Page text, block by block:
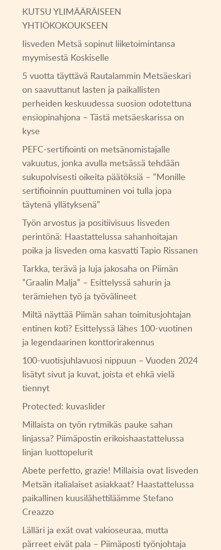
KUTSU YLIMÄÄRÄISEEN
YHTIÖKOKOUKSEEN
Iisveden Metsä sopinut liiketoimintansa
myymisestä Koskiselle
5 vuotta täyttävä Rautalammin Metsäeskari
on saavuttanut lasten ja paikallisten
perheiden keskuudessa suosion odotettuna
ensiopinahjona – Tästä metsäeskarissa on
kyse
PEFC-sertifiointi on metsänomistajalle
vakuutus, jonka avulla metsässä tehdään
sukupolvisesti oikeita päätöksiä – ”Monille
sertifioinnin puuttuminen voi tulla jopa
täytenä yllätyksenä”
Työn arvostus ja positiivisuus Iisveden
perintönä: Haastattelussa sahanhoitajan
poika ja Iisveden oma kasvatti Tapio Rissanen
Tarkka, terävä ja luja jakosaha on Piimän
”Graalin Malja” – Esittelyssä sahurin ja
terämiehen työ ja työvälineet
Miltä näyttää Piimän sahan toimitusjohtajan
entinen koti? Esittelyssä lähes 100-vuotinen
ja legendaarinen konttorirakennus
100-vuotisjuhlavuosi nippuun – Vuoden 2024
lisätyt sivut ja kuvat, joista et ehkä vielä
tiennyt
Protected: kuvaslider
Millaista on työn rytmikäs pauke sahan
linjassa? Piimäpostin erikoishaastattelussa
linjan luottopelurit
Abete perfetto, grazie! Millaisia ovat Iisveden
Metsän italialaiset asiakkaat? Haastattelussa
paikallinen kuusilähettiläämme Stefano
Creazzo
Lälläri ja exät ovat vakioseuraa, mutta
pärreet eivät pala – Piimäposti työnjohtaja